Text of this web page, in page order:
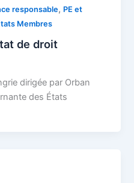
responsable, PE et
Membres
de droit
dirigée par Orban
des États